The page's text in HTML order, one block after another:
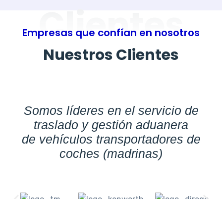
Clientes
Empresas que confían en nosotros
Nuestros Clientes
Somos líderes en el servicio de
traslado y gestión aduanera
de vehículos transportadores de
coches (madrinas)